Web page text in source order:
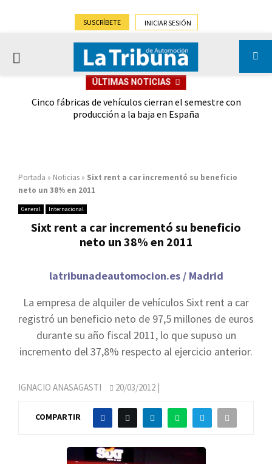
SUSCRÍBETE INICIAR SESIÓN
PRIMARY
ÚLTIMAS NOTICIAS
Cinco fábricas de vehículos cierran el semestre con
producción a la baja en España
Portada » Noticias » Sixt rent a car incrementó su beneficio
neto un 38% en 2011
General Internacional
Sixt rent a car incrementó su beneficio
neto un 38% en 2011
latribunadeautomocion.es / Madrid
La empresa de alquiler de vehículos Sixt rent a car
registró un beneficio neto de 97,5 millones de euros
durante su año fiscal 2011, lo que supuso un
incremento del 37,8% respecto al ejercicio anterior.
IGNACIO ANASAGASTI 20/03/2012 |
COMPARTIR